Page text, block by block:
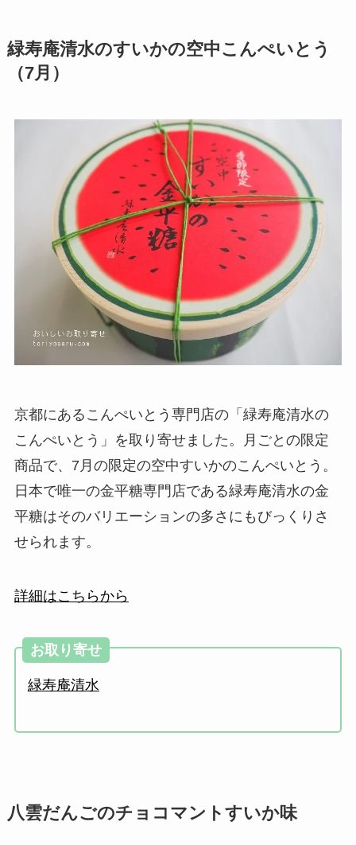
緑寿庵清水のすいかの空中こんぺいとう
（7月）
京都にあるこんぺいとう専門店の「緑寿庵清水の
こんぺいとう」を取り寄せました。月ごとの限定
商品で、7月の限定の空中すいかのこんぺいとう。
日本で唯一の金平糖専門店である緑寿庵清水の金
平糖はそのバリエーションの多さにもびっくりさ
せられます。
詳細はこちらから
お取り寄せ
緑寿庵清水
八雲だんごのチョコマントすいか味